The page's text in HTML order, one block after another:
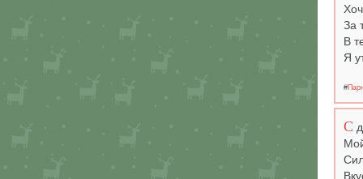
За
В
Я
#
С